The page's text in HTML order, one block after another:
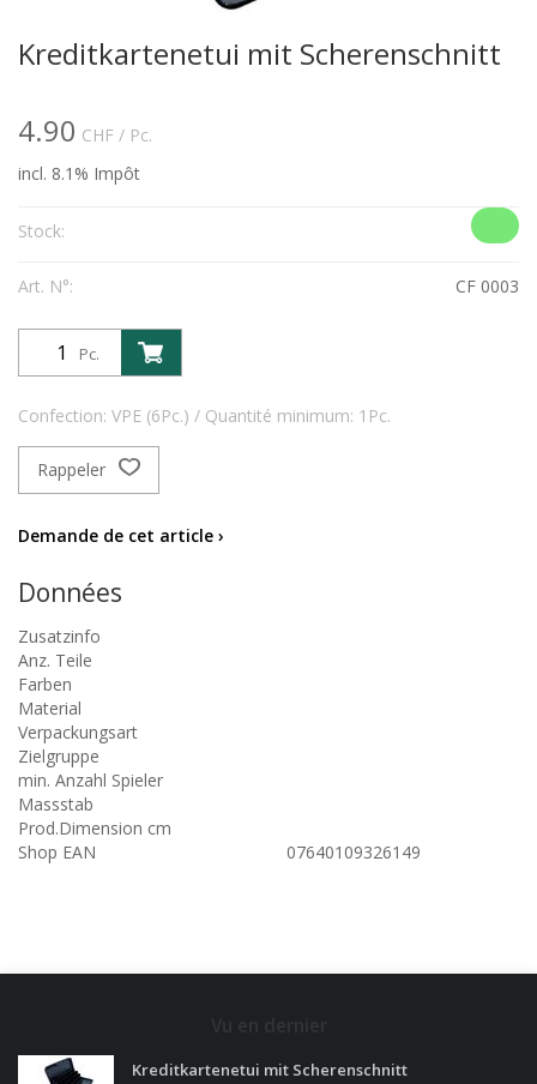
Kreditkartenetui mit Scherenschnitt
4.90 CHF / Pc.
incl. 8.1% Impôt
Stock:
Art. N°: CF 0003
Pc.
Confection: VPE (6Pc.) / Quantité minimum: 1Pc.
Rappeler
Demande de cet article ›
Données
Zusatzinfo
Anz. Teile
Farben
Material
Verpackungsart
Zielgruppe
min. Anzahl Spieler
Massstab
Prod.Dimension cm
Shop EAN
07640109326149
Kreditkartenetui mit Scherenschnitt